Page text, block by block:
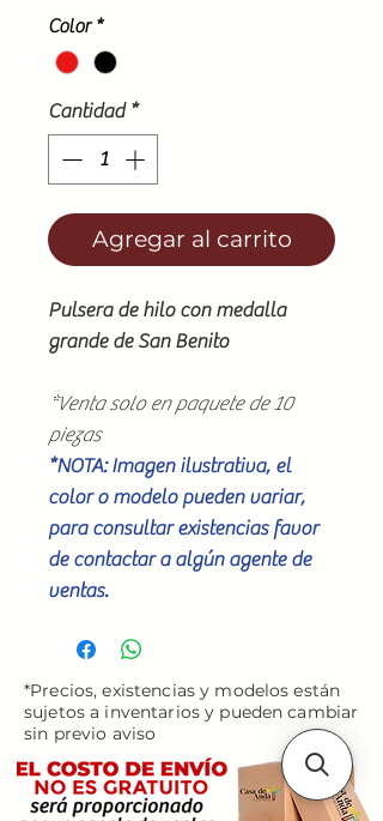
Color *
Cantidad *
Agregar al carrito
Pulsera de hilo con medalla
grande de San Benito
*Venta solo en paquete de 10
piezas
*NOTA: Imagen ilustrativa, el
color o modelo pueden variar,
para consultar existencias favor
de contactar a algún agente de
ventas.
*Precios, existencias y modelos están
sujetos a inventarios y pueden cambiar
sin previo aviso